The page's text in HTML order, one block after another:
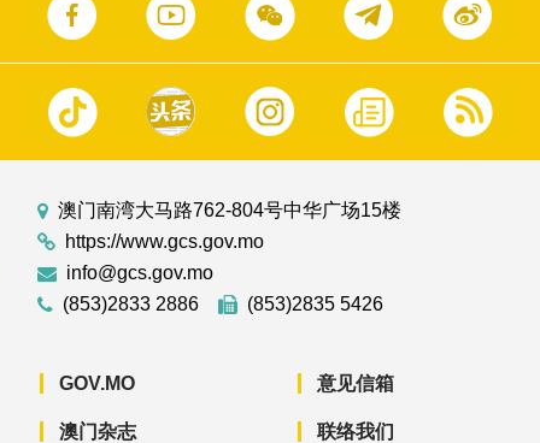
澳门南湾大马路762-804号中华广场15楼
https://www.gcs.gov.mo
info@gcs.gov.mo
(853)2833 2886
(853)2835 5426
GOV.MO
澳门杂志
意见信箱
联络我们